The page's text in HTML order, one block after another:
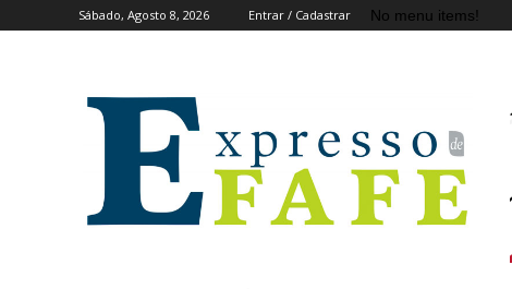
Sábado, Agosto 8, 2026 Entrar / Cadastrar No menu items!